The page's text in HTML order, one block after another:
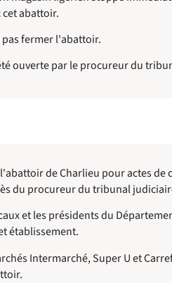
abattoir.
fermer l'abattoir.
ouverte par le procureur du
de Charlieu pour actes de
du procureur du tribunal
et les présidents du
établissement.
Intermarché, Super U et